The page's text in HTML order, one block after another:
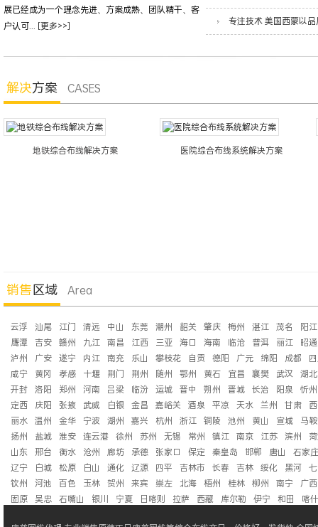
展已经成为一个理念先进、方案成熟、团队精干、客
户认可... [更多>>]
解决方案 CASES
地铁综合布线解决方案 医院综合布线系统解决方案
销售区域 Area
云浮 汕尾 江门 清远 中山 东莞 潮州 韶关 肇庆 梅州 湛江 茂名
阳江
鹰潭 吉安 赣州 九江 南昌 江西 三亚 海口 海南 临沧 普洱 丽江
昭通
泸州
广安 遂宁 内江 南充 乐山 攀枝花 自贡 德阳 广元 绵阳 成都
咸宁
黄冈 孝感 十堰 荆门 荆州 随州 鄂州 黄石 宜昌 襄樊 武汉 湖北
开封 洛阳 郑州 河南 吕梁 临汾 运城 晋中 朔州 晋城 长治 阳泉 忻州
定西
庆阳 张掖 武威 白银 金昌 嘉峪关 酒泉 平凉 天水 兰州 甘肃
丽水 温州 金华 宁波 湖州 嘉兴 杭州 浙江 铜陵 池州 黄山 宣城
马
扬州
盐城 淮安 连云港 徐州 苏州 无锡 常州 镇江 南京 江苏 滨州
山东
邢台 衡水 沧州 廊坊 承德 张家口 保定 秦皇岛 邯郸 唐山
石家庄
辽宁
白城 松原 白山 通化 辽源 四平 吉林市 长春 吉林 绥化 黑河
钦州
河池 百色 玉林 贺州 来宾 崇左 北海 梧州 桂林 柳州 南宁
广西
固原
吴忠 石嘴山 银川 宁夏 日喀则 拉萨 西藏 库尔勒 伊宁 和田 喀什